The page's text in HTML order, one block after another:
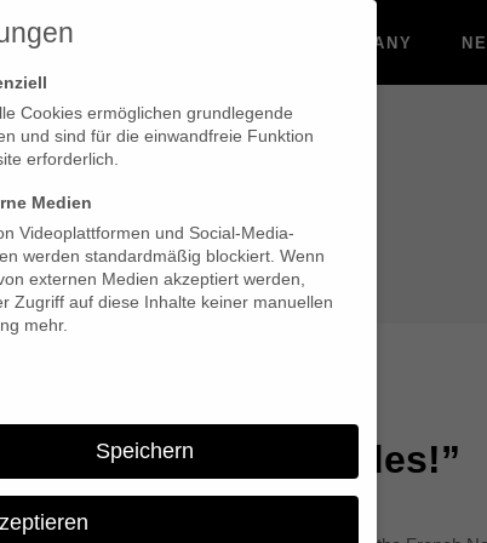
PRODUCTIONS COMPANY
“Farewell Comrades!”
Cookies ermöglichen grundlegende
und sind für die einwandfreie Funktion
erforderlich.
Medien
Videoplattformen und Social-Media-
werden standardmäßig blockiert. Wenn
externen Medien akzeptiert werden,
Zugriff auf diese Inhalte keiner manuellen
mehr.
Speichern